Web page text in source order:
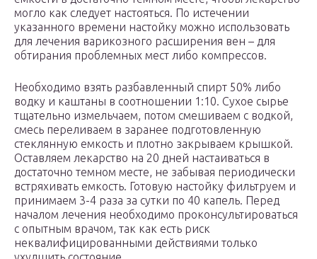
могло как следует настояться. По истечении
указанного времени настойку можно использовать
для лечения варикозного расширения вен – для
обтирания проблемных мест либо компрессов.
Необходимо взять разбавленный спирт 50% либо
водку и каштаны в соотношении 1:10. Сухое сырье
тщательно измельчаем, потом смешиваем с водкой,
смесь переливаем в заранее подготовленную
стеклянную емкость и плотно закрываем крышкой.
Оставляем лекарство на 20 дней настаиваться в
достаточно темном месте, не забывая периодически
встряхивать емкость. Готовую настойку фильтруем и
принимаем 3-4 раза за сутки по 40 капель. Перед
началом лечения необходимо проконсультироваться
с опытным врачом, так как есть риск
неквалифицированными действиями только